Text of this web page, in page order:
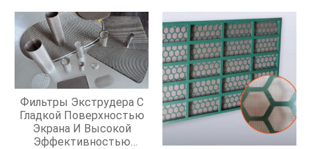
Фильтры Экструдера С
Гладкой Поверхностью
Экрана И Высокой
Эффективностью